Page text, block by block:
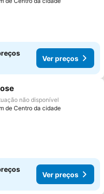
Ver preços
aos favoritos
não disponível
de Centro da cidade
Ver preços